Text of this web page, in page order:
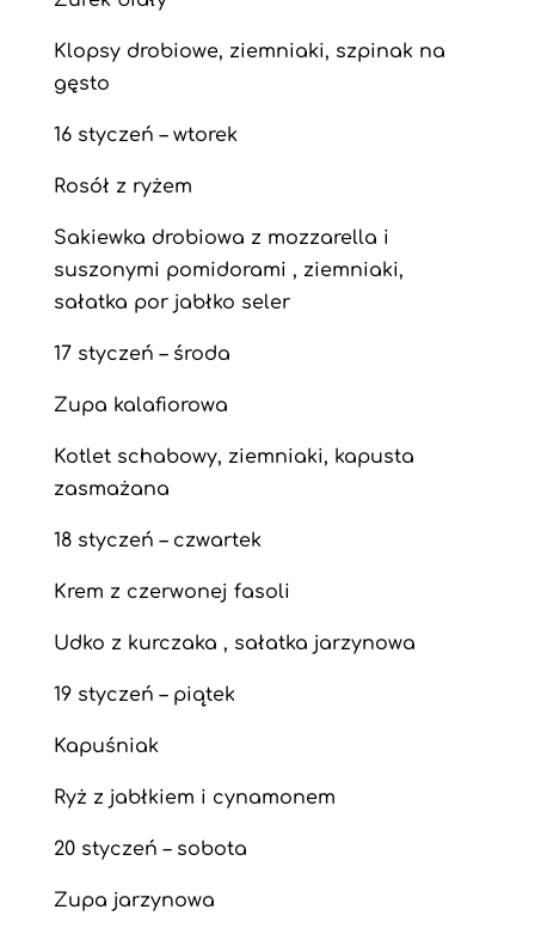
Klopsy drobiowe, ziemniaki, szpinak na
gęsto
16 styczeń – wtorek
Rosół z ryżem
Sakiewka drobiowa z mozzarella i
suszonymi pomidorami , ziemniaki,
sałatka por jabłko seler
17 styczeń – środa
Zupa kalafiorowa
Kotlet schabowy, ziemniaki, kapusta
zasmażana
18 styczeń – czwartek
Krem z czerwonej fasoli
Udko z kurczaka , sałatka jarzynowa
19 styczeń – piątek
Kapuśniak
Ryż z jabłkiem i cynamonem
20 styczeń – sobota
Zupa jarzynowa